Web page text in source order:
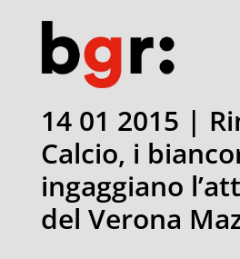
14 01 2015 |
Calcio, i
ingaggiano
del Verona